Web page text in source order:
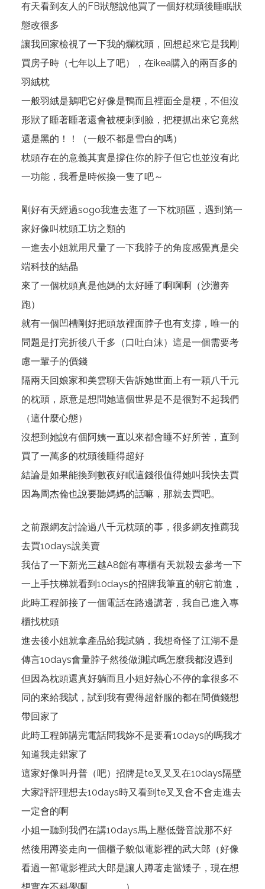
有天看到友人的FB狀態說他買了一個好枕頭後睡眠狀
態改很多
讓我回家檢視了一下我的爛枕頭，回想起來它是我剛
買房子時（七年以上了吧），在ikea購入的兩百多的
羽絨枕
一般羽絨是鵝吧它好像是鴨而且裡面全是梗，不但沒
形狀了睡著睡著還會被梗刺到臉，把梗抓出來它竟然
還是黑的！！（一般不都是雪白的嗎）
枕頭存在的意義其實是撐住你的脖子但它也並沒有此
一功能，我看是時候換一隻了吧～
剛好有天經過sogo我進去逛了一下枕頭區，遇到第一
家好像叫枕頭工坊之類的
一進去小姐就用尺量了一下我脖子的角度感覺真是尖
端科技的結晶
來了一個枕頭真是他媽的太好睡了啊啊啊（沙灘奔
跑）
就有一個凹槽剛好把頭放裡面脖子也有支撐，唯一的
問題是打完折後八千多（口吐白沫）這是一個需要考
慮一輩子的價錢
隔兩天回娘家和美雲聊天告訴她世面上有一顆八千元
的枕頭，原意是想問她這個世界是不是很對不起我們
（這什麼心態）
沒想到她說有個阿姨一直以來都會睡不好所苦，直到
買了一萬多的枕頭後睡得超好
結論是如果能換到數夜好眠這錢很值得她叫我快去買
因為周杰倫也說要聽媽媽的話嘛，那就去買吧。
之前跟網友討論過八千元枕頭的事，很多網友推薦我
去買10days說美賣
我估了一下新光三越A8館有專櫃有天就殺去參考一下
一上手扶梯就看到10days的招牌我筆直的朝它前進，
此時工程師接了一個電話在路邊講著，我自己進入專
櫃找枕頭
進去後小姐就拿產品給我試躺，我想奇怪了江湖不是
傳言10days會量脖子然後做測試嗎怎麼我都沒遇到
但因為枕頭還真好躺而且小姐好熱心不停的拿很多不
同的來給我試，試到我有覺得超舒服的都在問價錢想
帶回家了
此時工程師講完電話問我妳不是要看10days的嗎我才
知道我走錯家了
這家好像叫丹普（吧）招牌是te叉叉叉在10days隔壁
大家評評理想去10days時又看到te叉叉會不會走進去
一定會的啊
小姐一聽到我們在講10days馬上壓低聲音說那不好
然後用蹲姿走向一個櫃子貌似電影裡的武大郎（好像
看過一部電影裡武大郎是讓人蹲著走當矮子，現在想